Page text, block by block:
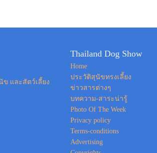
ข และสัตว์เลี้ยง
Thailand Dog Show
Home
ประวัติสุนัขทรงเลี้ยง
ข่าวสารต่างๆ
บทความ-สาระน่ารู้
Photo Of The Week
Privacy policy
Terms-conditions
Advertising